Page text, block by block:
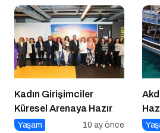
Kadın Girişimciler
Küresel Arenaya Hazır
Yaşam 10 ay önce